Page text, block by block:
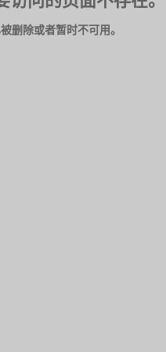
删除或者暂时不可用。